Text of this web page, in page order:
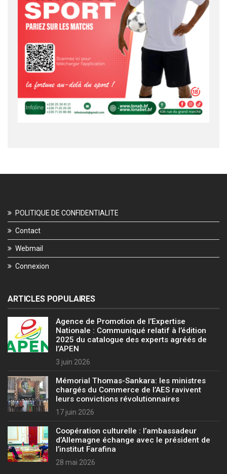
POLITIQUE DE CONFIDENTIALITE
Contact
Webmail
Connexion
ARTICLES POPULAIRES
Agence de Promotion de l’Expertise
Nationale : Communiqué relatif à l’édition
2025 du catalogue des experts agréés de
l’APEN
3 juin 2026
Mémorial Thomas-Sankara: les ministres
chargés du Commerce de l’AES ravivent
leurs convictions révolutionnaires
17 juin 2026
Coopération culturelle : l’ambassadeur
d’Allemagne échange avec le président de
l’institut Farafina
28 mai 2026